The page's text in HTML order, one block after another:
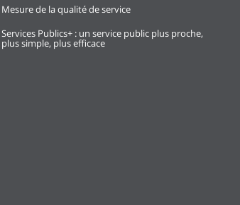
Mesure de la qualité de service
Services Publics+ : un service public plus proche,
plus simple, plus efficace